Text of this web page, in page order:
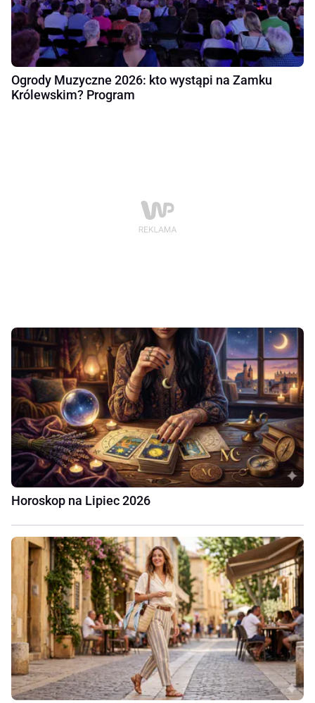
Ogrody Muzyczne 2026: kto wystąpi na Zamku
Królewskim? Program
Horoskop na Lipiec 2026